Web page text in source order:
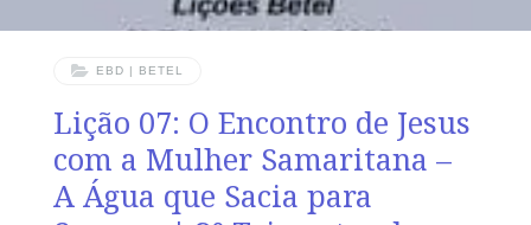
EBD | BETEL
Lição 07: O Encontro de Jesus
com a Mulher Samaritana –
A Água que Sacia para